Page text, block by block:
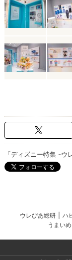
「ディズニー特集 -ウ
ウレぴあ総研 ハ
うまい